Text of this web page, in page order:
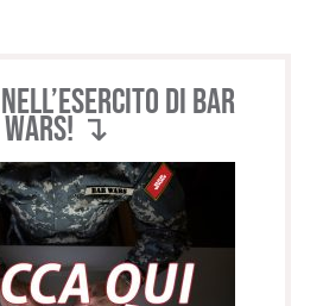
di BAR
WARS! ↴